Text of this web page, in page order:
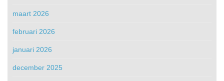
maart 2026
februari 2026
januari 2026
december 2025